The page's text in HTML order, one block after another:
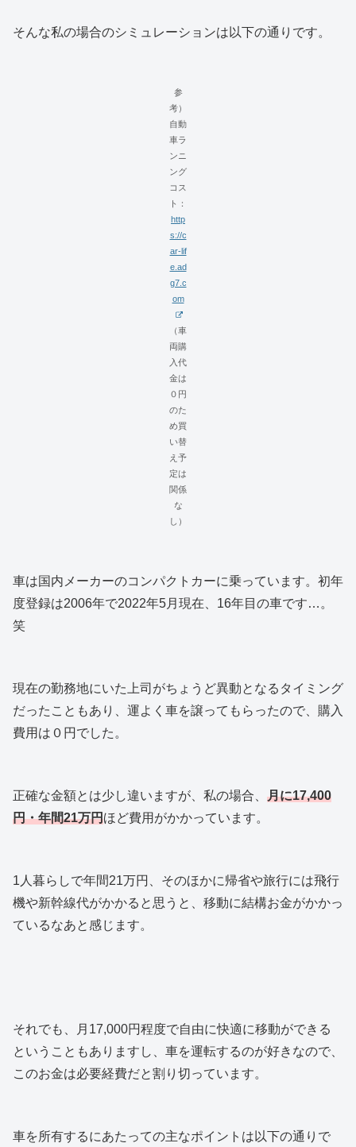
そんな私の場合のシミュレーションは以下の通りです。
参
考）
自動
車ラ
ンニ
ング
コス
ト：
http
s://c
ar-lif
e.ad
g7.c
om
（車
両購
入代
金は
０円
のた
め買
い替
え予
定は
関係
な
し）
車は国内メーカーのコンパクトカーに乗っています。初年
度登録は2006年で2022年5月現在、16年目の車です…。
笑
現在の勤務地にいた上司がちょうど異動となるタイミング
だったこともあり、運よく車を譲ってもらったので、購入
費用は０円でした。
正確な金額とは少し違いますが、私の場合、 月に17,400
円・年間21万円ほど費用がかかっています。
1人暮らしで年間21万円、そのほかに帰省や旅行には飛行
機や新幹線代がかかると思うと、移動に結構お金がかかっ
ているなあと感じます。
それでも、月17,000円程度で自由に快適に移動ができる
ということもありますし、車を運転するのが好きなので、
このお金は必要経費だと割り切っています。
車を所有するにあたっての主なポイントは以下の通りで